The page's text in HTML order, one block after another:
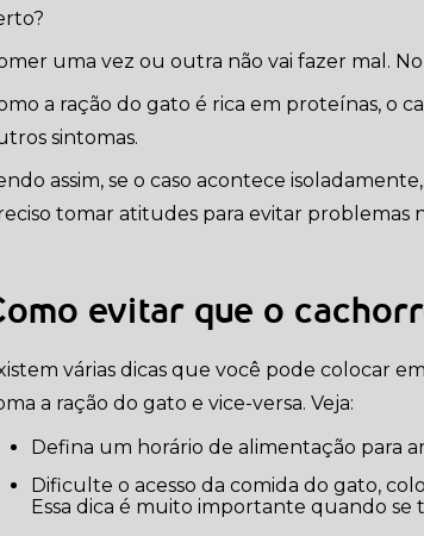
uma vez ou outra não vai fazer mal.
a ração do gato é rica em proteínas, o
sintomas.
assim, se o caso acontece
tomar atitudes para evitar problemas
evitar que o
várias dicas que você pode colocar
a ração do gato e vice-versa. Veja:
Defina um horário de alimentação para
Dificulte o acesso da comida do gato, colocando em um lugar mais alto para o cachorro não comer.
Essa dica é muito importante quando